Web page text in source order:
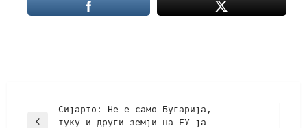
Сијарто: Не е само Бугарија,
туку и други земји на ЕУ ја